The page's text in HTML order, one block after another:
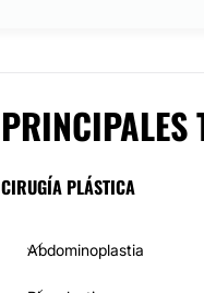
PRINCIPALES
CIRUGÍA PLÁSTICA
Abdominoplastia